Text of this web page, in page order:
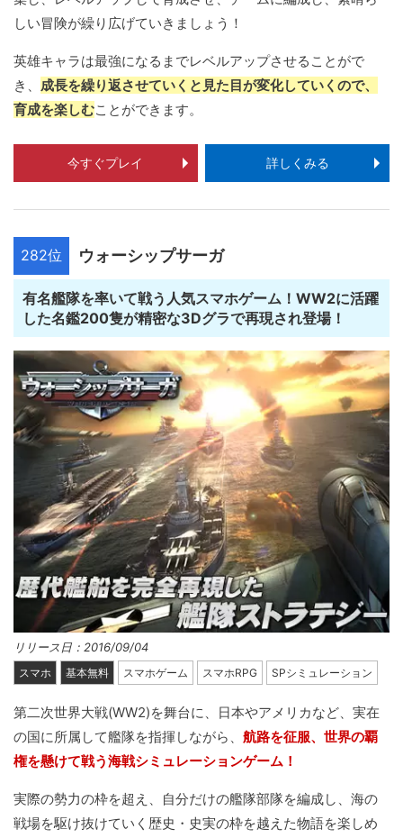
しい冒険が繰り広げていきましょう！
英雄キャラは最強になるまでレベルアップさせることがで
き、 成長を繰り返させていくと見た目が変化していくので、
育成を楽しむことができます。
今すぐプレイ 詳しくみる
282位 ウォーシップサーガ
有名艦隊を率いて戦う人気スマホゲーム！WW2に活躍
した名鑑200隻が精密な3Dグラで再現され登場！
リリース日：2016/09/04
スマホ 基本無料 スマホゲーム スマホRPG SPシミュレーション
第二次世界大戦(WW2)を舞台に、日本やアメリカなど、実在
の国に所属して艦隊を指揮しながら、 航路を征服、世界の覇
権を懸けて戦う海戦シミュレーションゲーム！
実際の勢力の枠を超え、自分だけの艦隊部隊を編成し、海の
戦場を駆け抜けていく歴史・史実の枠を越えた物語を楽しめ